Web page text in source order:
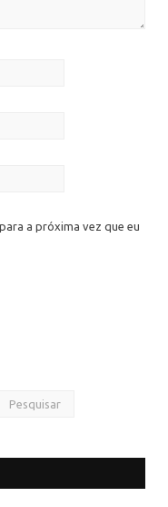
a próxima vez que eu